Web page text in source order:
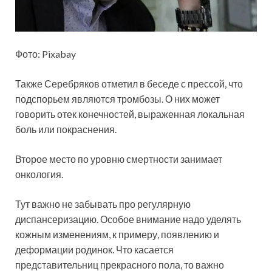
Фото: Pixabay
Также Серебряков отметил в беседе с прессой, что
подспорьем являются тромбозы. О них может
говорить отек конечностей, выраженная локальная
боль или покраснения.
Второе место по уровню смертности занимает
онкология.
Тут важно не забывать про регулярную
диспансеризацию. Особое внимание надо уделять
кожным изменениям, к примеру, появлению и
деформации родинок. Что касается
представительниц прекрасного пола, то важно